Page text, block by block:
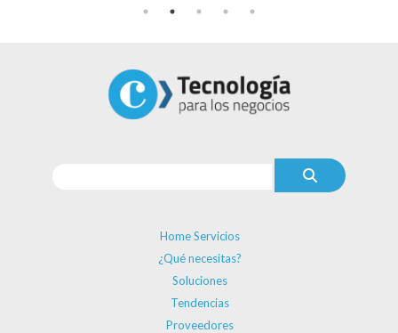
Home Servicios
¿Qué necesitas?
Soluciones
Tendencias
Proveedores